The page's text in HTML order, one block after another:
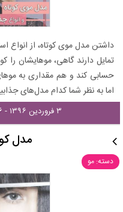
داشتن مدل موی کوتاه، از انواع
تمایل دارند گاهی، موهایشان
حسابی کند و هم مقداری به
اما به نظر شما کدام مدل‌های
۳ فروردین ۱۳۹۶ - ۱۴:۳۶
مدل
دسته: مو